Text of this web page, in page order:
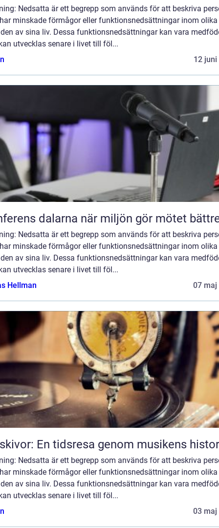
Nedsatta är ett begrepp som används för att beskriva
minskade förmågor eller funktionsnedsättningar inom olika
av sina liv. Dessa funktionsnedsättningar kan vara
utvecklas senare i livet till föl...
12 juni
Konferens dalarna när miljön gör mötet
Nedsatta är ett begrepp som används för att beskriva
minskade förmågor eller funktionsnedsättningar inom olika
av sina liv. Dessa funktionsnedsättningar kan vara
utvecklas senare i livet till föl...
Hellman
07 maj
En tidsresa genom musikens
Nedsatta är ett begrepp som används för att beskriva
minskade förmågor eller funktionsnedsättningar inom olika
av sina liv. Dessa funktionsnedsättningar kan vara
utvecklas senare i livet till föl...
03 maj